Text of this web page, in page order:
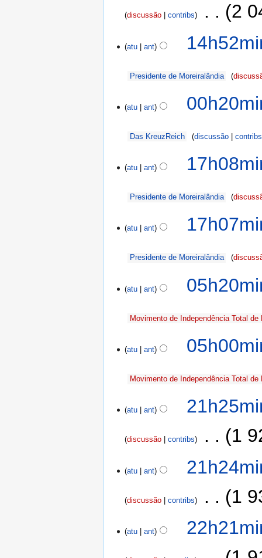
discussão contribs 2
atu ant
Presidente de Moreiralândia
atu ant
Das KreuzReich discussão contribs
atu ant
Presidente de Moreiralândia
atu ant
Presidente de Moreiralândia
atu ant
Movimento de Independência Total de
atu ant
Movimento de Independência Total de
atu ant
discussão contribs 1
atu ant
discussão contribs 1
atu ant